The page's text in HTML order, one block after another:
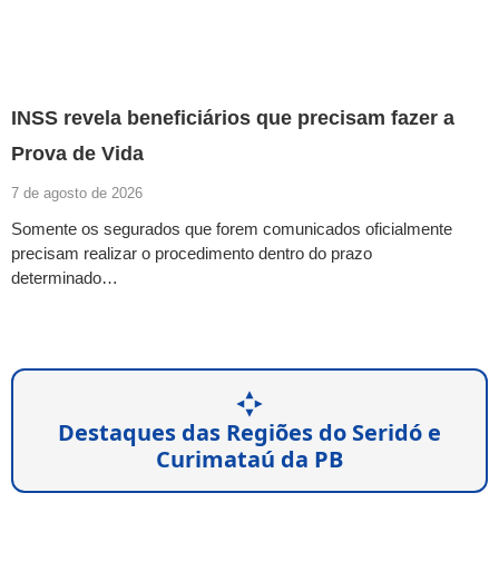
INSS revela beneficiários que precisam fazer a
Prova de Vida
7 de agosto de 2026
Somente os segurados que forem comunicados oficialmente
precisam realizar o procedimento dentro do prazo
determinado…
Destaques das Regiões do Seridó e
Curimataú da PB